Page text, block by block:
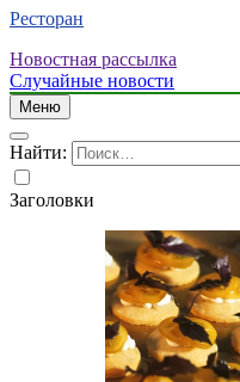
Ресторан
Новостная рассылка
Случайные новости
Меню
Найти:
Заголовки